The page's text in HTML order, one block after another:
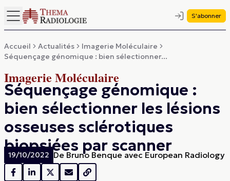
S'abonner
Accueil Actualités
Imagerie Moléculaire
Séquençage génomique : bien sélectionner...
Imagerie Moléculaire
Séquençage génomique :
bien sélectionner les lésions
osseuses sclérotiques
biopsiées par scanner
19/10/2022 De Bruno Benque avec European Radiology